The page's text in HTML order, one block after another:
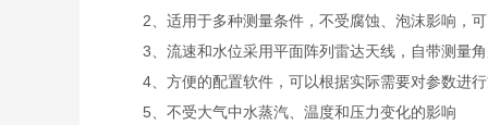
2、适用于多种测量条件，不受腐蚀、泡沫影响，可
3、流速和水位采用平面阵列雷达天线，自带测量角
4、方便的配置软件，可以根据实际需要对参数进行
5、不受大气中水蒸汽、温度和压力变化的影响